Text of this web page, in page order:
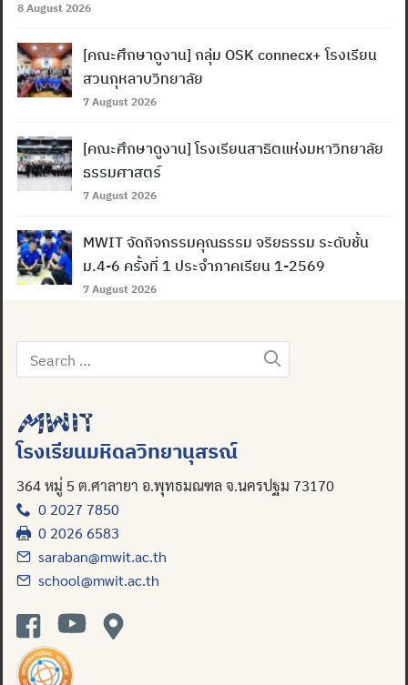
Search
8 August 2026
[คณะศึกษาดูงาน] กลุ่ม OSK connecx+ โรงเรียน
สวนกุหลาบวิทยาลัย
7 August 2026
[คณะศึกษาดูงาน] โรงเรียนสาธิตแห่งมหาวิทยาลัย
ธรรมศาสตร์
7 August 2026
MWIT จัดกิจกรรมคุณธรรม จริยธรรม ระดับชั้น
ม.4-6 ครั้งที่ 1 ประจำภาคเรียน 1-2569
7 August 2026
Search
for:
โรงเรียนมหิดลวิทยานุสรณ์
364 หมู่ 5 ต.ศาลายา อ.พุทธมณฑล จ.นครปฐม 73170
0 2027 7850
0 2026 6583
saraban@mwit.ac.th
school@mwit.ac.th